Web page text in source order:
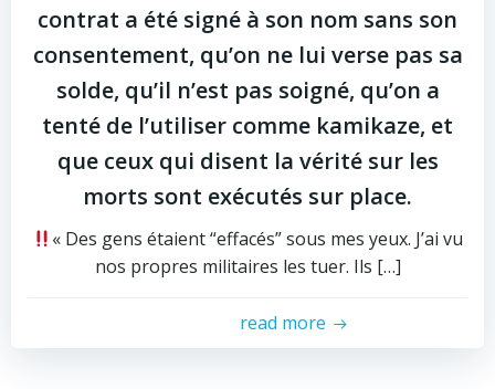
contrat a été signé à son nom sans son
consentement, qu’on ne lui verse pas sa
solde, qu’il n’est pas soigné, qu’on a
tenté de l’utiliser comme kamikaze, et
que ceux qui disent la vérité sur les
morts sont exécutés sur place.
« Des gens étaient “effacés” sous mes yeux. J’ai vu
nos propres militaires les tuer. Ils […]
read more